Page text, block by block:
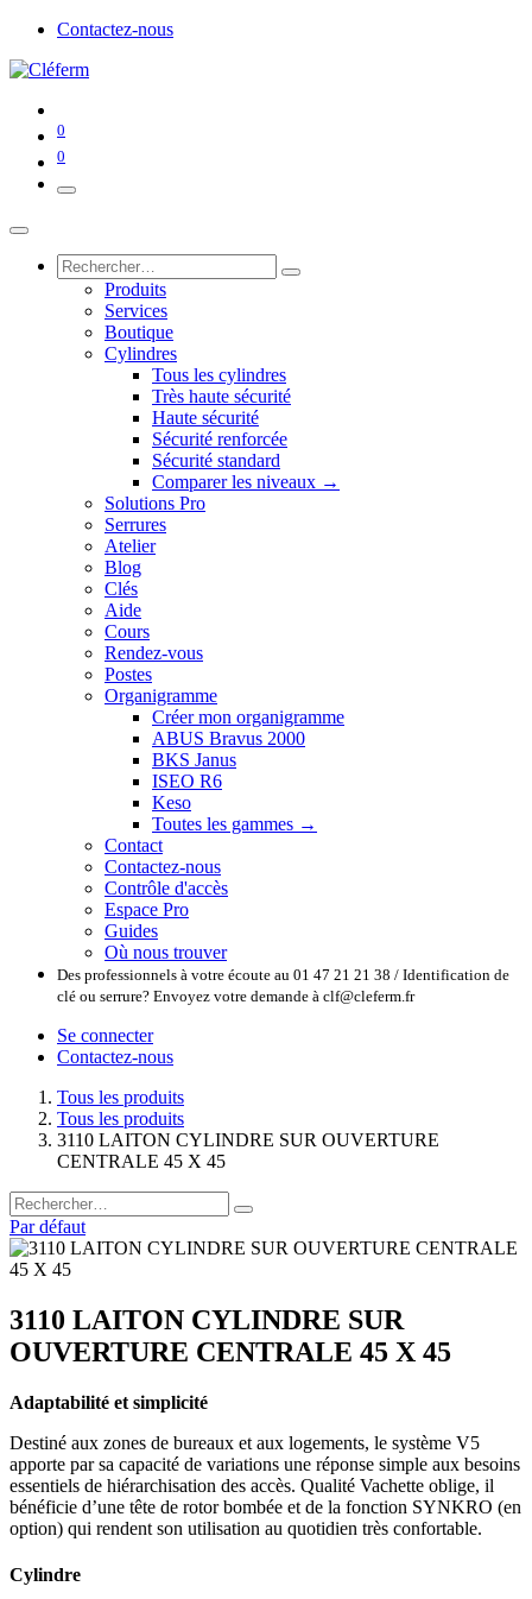
Contactez-nous
0
0
Produits
Services
Boutique
Cylindres
Tous les cylindres
Très haute sécurité
Haute sécurité
Sécurité renforcée
Sécurité standard
Comparer les niveaux →
Solutions Pro
Serrures
Atelier
Blog
Clés
Aide
Cours
Rendez-vous
Postes
Organigramme
Créer mon organigramme
ABUS Bravus 2000
BKS Janus
ISEO R6
Keso
Toutes les gammes →
Contact
Contactez-nous
Contrôle d'accès
Espace Pro
Guides
Où nous trouver
Des professionnels à votre écoute au 01 47 21 21 38 / Identification de
clé ou serrure? Envoyez votre demande à clf@cleferm.fr
Se connecter
Contactez-nous
Tous les produits
Tous les produits
3110 LAITON CYLINDRE SUR OUVERTURE
CENTRALE 45 X 45
Par défaut
3110 LAITON CYLINDRE SUR
OUVERTURE CENTRALE 45 X 45
Adaptabilité et simplicité
Destiné aux zones de bureaux et aux logements, le système V5
apporte par sa capacité de variations une réponse simple aux besoins
essentiels de hiérarchisation des accès. Qualité Vachette oblige, il
bénéficie d’une tête de rotor bombée et de la fonction SYNKRO (en
option) qui rendent son utilisation au quotidien très confortable.
Cylindre